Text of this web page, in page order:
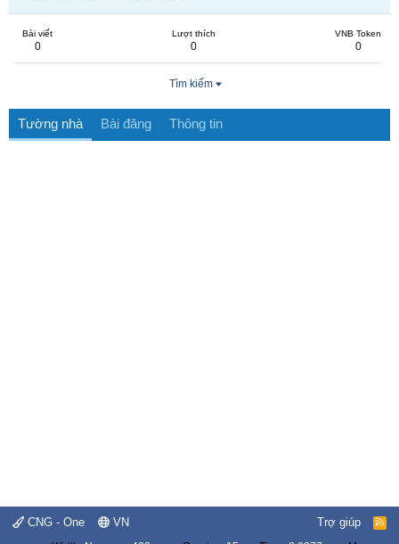
Bài viết
0
Lượt thích
0
VNB Token
0
Tìm kiếm
Tường nhà Bài đăng Thông tin
CNG - One VN Trợ giúp
R